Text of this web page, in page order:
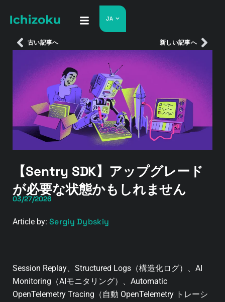
JA
古い記事へ 新しい記事へ
【Sentry SDK】アップグレード
が必要な状態かもしれません
03/27/2026
Article by: Sergiy Dybskiy
Session Replay、Structured Logs（構造化ログ）、AI
Monitoring（AIモニタリング）、Automatic
OpenTelemetry Tracing（自動 OpenTelemetry トレーシ